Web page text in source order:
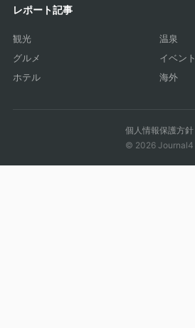
レポート記事
観光
温泉
グルメ
イベント
ホテル
海外
個人情報保護方針
© 2026 Journal4